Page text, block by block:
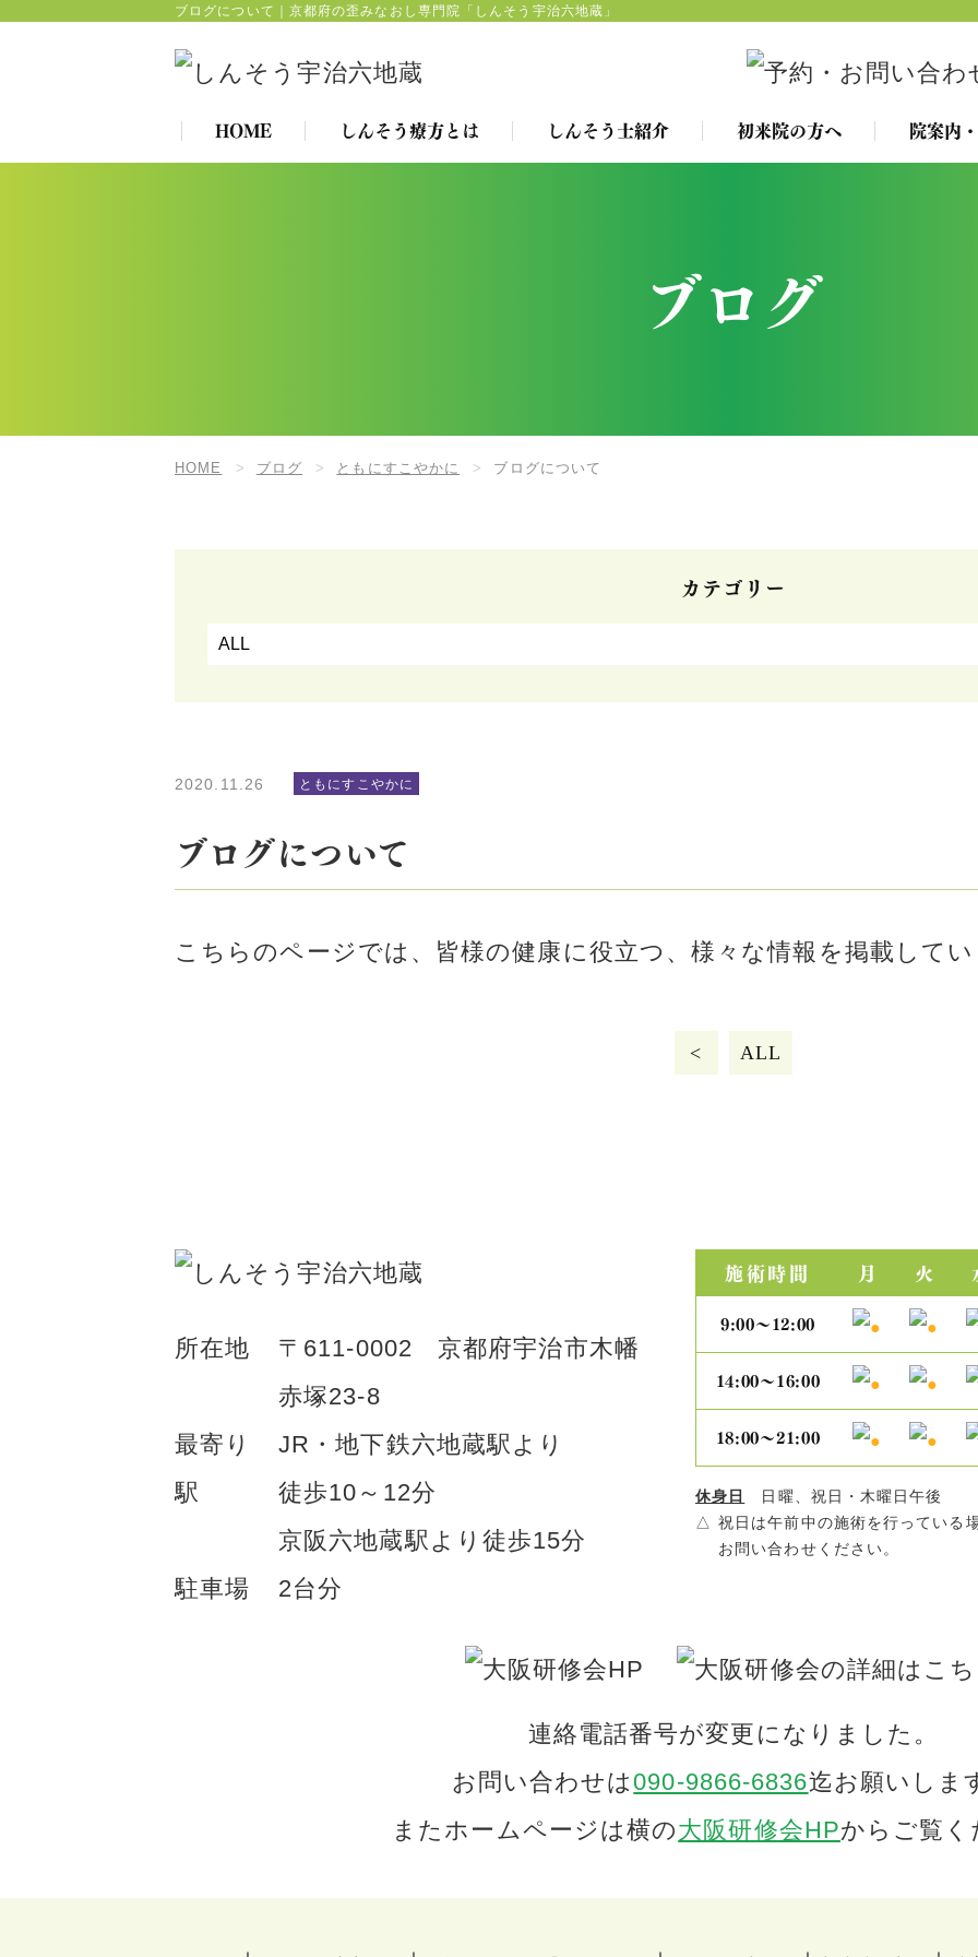
ブログについて｜京都府の歪みなおし専門院「しんそう宇治六地蔵」
HOME しんそう療方とは しんそう士紹介 初来院の方へ 院案内
ブログ
HOME ブログ ともにすこやかに ブログについて
カテゴリー
2020.11.26 ともにすこやかに
ブログについて
こちらのページでは、皆様の健康に役立つ、様々な情報を掲載してい
< ALL
所在地 〒611-0002 京都府宇治市木幡
赤塚23-8
最寄り
駅
JR・地下鉄六地蔵駅より
徒歩10～12分
京阪六地蔵駅より徒歩15分
駐車場
2台分
施術時間 月 火
9:00～12:00
14:00～16:00
18:00～21:00
休身日
日曜、祝日・木曜日午後
△ 祝日は午前中の施術を行っている
お問い合わせください。
連絡電話番号が変更になりました。
お問い合わせは090-9866-6836迄お願いしま
またホームページは横の大阪研修会HPからご覧く